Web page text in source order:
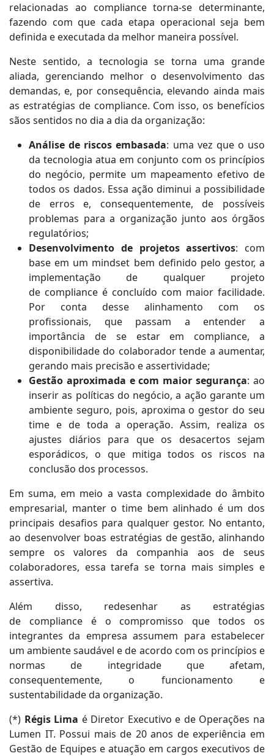
relacionadas ao compliance torna-se determinante,
fazendo com que cada etapa operacional seja bem
definida e executada da melhor maneira possível.
Neste sentido, a tecnologia se torna uma grande
aliada, gerenciando melhor o desenvolvimento das
demandas, e, por consequência, elevando ainda mais
as estratégias de compliance. Com isso, os benefícios
sãos sentidos no dia a dia da organização:
Análise de riscos embasada: uma vez que o uso
da tecnologia atua em conjunto com os princípios
do negócio, permite um mapeamento efetivo de
todos os dados. Essa ação diminui a possibilidade
de erros e, consequentemente, de possíveis
problemas para a organização junto aos órgãos
regulatórios;
Desenvolvimento de projetos assertivos: com
base em um mindset bem definido pelo gestor, a
implementação de qualquer projeto
de compliance é concluído com maior facilidade.
Por conta desse alinhamento com os
profissionais, que passam a entender a
importância de se estar em compliance, a
disponibilidade do colaborador tende a aumentar,
gerando mais precisão e assertividade;
Gestão aproximada e com maior segurança: ao
inserir as políticas do negócio, a ação garante um
ambiente seguro, pois, aproxima o gestor do seu
time e de toda a operação. Assim, realiza os
ajustes diários para que os desacertos sejam
esporádicos, o que mitiga todos os riscos na
conclusão dos processos.
Em suma, em meio a vasta complexidade do âmbito
empresarial, manter o time bem alinhado é um dos
principais desafios para qualquer gestor. No entanto,
ao desenvolver boas estratégias de gestão, alinhando
sempre os valores da companhia aos de seus
colaboradores, essa tarefa se torna mais simples e
assertiva.
Além disso, redesenhar as estratégias
de compliance é o compromisso que todos os
integrantes da empresa assumem para estabelecer
um ambiente saudável e de acordo com os princípios e
normas de integridade que afetam,
consequentemente, o funcionamento e
sustentabilidade da organização.
(*) Régis Lima é Diretor Executivo e de Operações na
Lumen IT. Possui mais de 20 anos de experiência em
Gestão de Equipes e atuação em cargos executivos de